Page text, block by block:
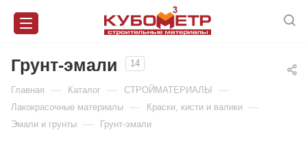
Грунт-эмали 14
Главная — Каталог — СТРОЙМАТЕРИАЛЫ —
Лакокрасочные материалы — Краски, кисти и валики —
Эмали и грунты — Грунт-эмали